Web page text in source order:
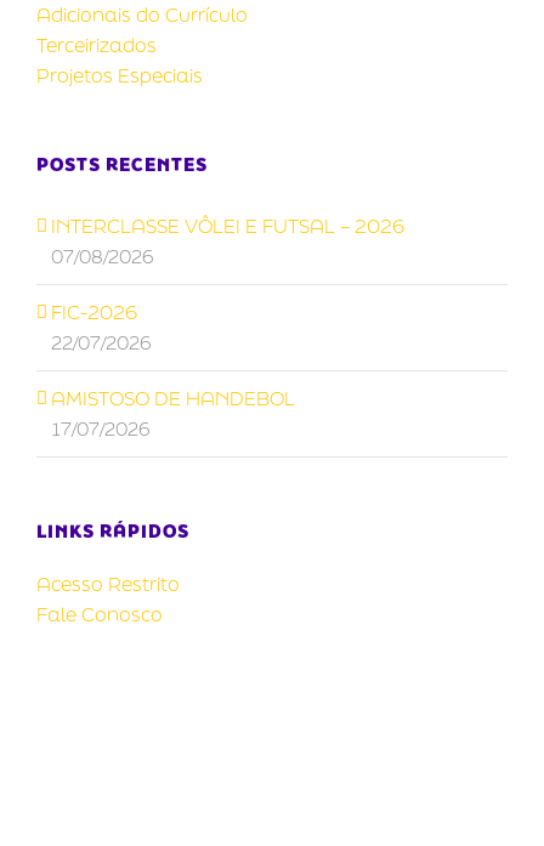
Adicionais do Currículo
Terceirizados
Projetos Especiais
POSTS RECENTES
INTERCLASSE VÔLEI E FUTSAL – 2026
07/08/2026
FIC-2026
22/07/2026
AMISTOSO DE HANDEBOL
17/07/2026
LINKS RÁPIDOS
Acesso Restrito
Fale Conosco